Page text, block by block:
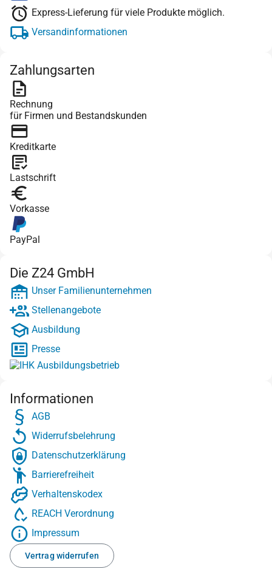
Express-Lieferung für viele Produkte möglich.
Versandinformationen
Zahlungsarten
Rechnung
für Firmen und Bestandskunden
Kreditkarte
Lastschrift
Vorkasse
PayPal
Die Z24 GmbH
Unser Familienunternehmen
Stellenangebote
Ausbildung
Presse
Informationen
AGB
Widerrufsbelehrung
Datenschutzerklärung
Barrierefreiheit
Verhaltenskodex
REACH Verordnung
Impressum
Vertrag widerrufen